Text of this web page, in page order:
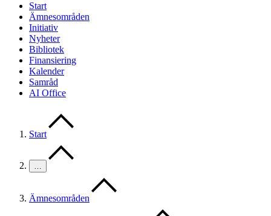
Start
Ämnesområden
Initiativ
Nyheter
Bibliotek
Finansiering
Kalender
Samråd
AI Office
Start
…
Ämnesområden